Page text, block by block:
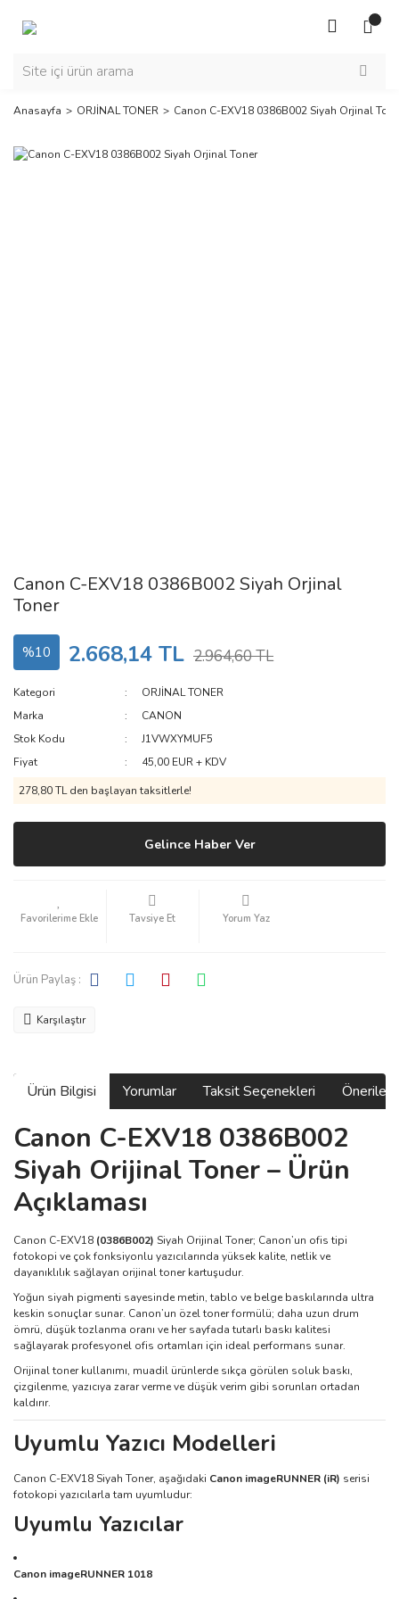
Anasayfa ORJİNAL TONER Canon C-EXV18 0386B002 Siyah Orjinal
Canon C-EXV18 0386B002 Siyah Orjinal
Toner
%10 2.668,14 TL 2.964,60 TL
Kategori
ORJİNAL TONER
Marka
CANON
Stok Kodu
J1VWXYMUF5
Fiyat
45,00 EUR + KDV
278,80 TL den başlayan taksitlerle!
Gelince Haber Ver
Tavsiye Et Yorum Yaz
Ürün Paylaş :
Karşılaştır
Ürün Bilgisi Yorumlar Taksit Seçenekleri
Canon C-EXV18 0386B002
Siyah Orijinal Toner – Ürün
Açıklaması
Canon C-EXV18 (0386B002) Siyah Orijinal Toner; Canon’un ofis tipi
fotokopi ve çok fonksiyonlu yazıcılarında yüksek kalite, netlik ve
dayanıklılık sağlayan orijinal toner kartuşudur.
Yoğun siyah pigmenti sayesinde metin, tablo ve belge baskılarında ultra
keskin sonuçlar sunar. Canon’un özel toner formülü; daha uzun drum
ömrü, düşük tozlanma oranı ve her sayfada tutarlı baskı kalitesi
sağlayarak profesyonel ofis ortamları için ideal performans sunar.
Orijinal toner kullanımı, muadil ürünlerde sıkça görülen soluk baskı,
çizgilenme, yazıcıya zarar verme ve düşük verim gibi sorunları ortadan
kaldırır.
Uyumlu Yazıcı Modelleri
Canon C-EXV18 Siyah Toner, aşağıdaki Canon imageRUNNER (iR) serisi
fotokopi yazıcılarla tam uyumludur:
Uyumlu Yazıcılar
Canon imageRUNNER 1018